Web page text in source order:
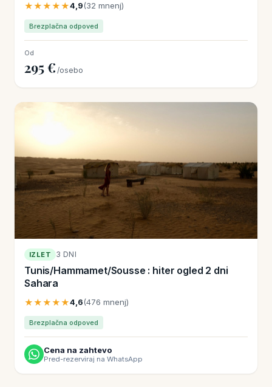
★★★★★4,9(32 mnenj)
Brezplačna odpoved
Od
295 € /osebo
IZLET 3 DNI
Tunis/Hammamet/Sousse : hiter ogled 2 dni
Sahara
★★★★★4,6(476 mnenj)
Brezplačna odpoved
Cena na zahtevo
Pred-rezerviraj na WhatsApp